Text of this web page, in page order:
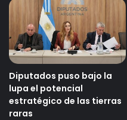
Diputados puso bajo la
lupa el potencial
estratégico de las tierras
raras